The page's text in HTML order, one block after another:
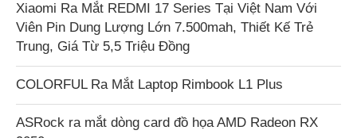
Xiaomi Ra Mắt REDMI 17 Series Tại Việt Nam Với
Viên Pin Dung Lượng Lớn 7.500mah, Thiết Kế Trẻ
Trung, Giá Từ 5,5 Triệu Đồng
COLORFUL Ra Mắt Laptop Rimbook L1 Plus
ASRock ra mắt dòng card đồ họa AMD Radeon RX